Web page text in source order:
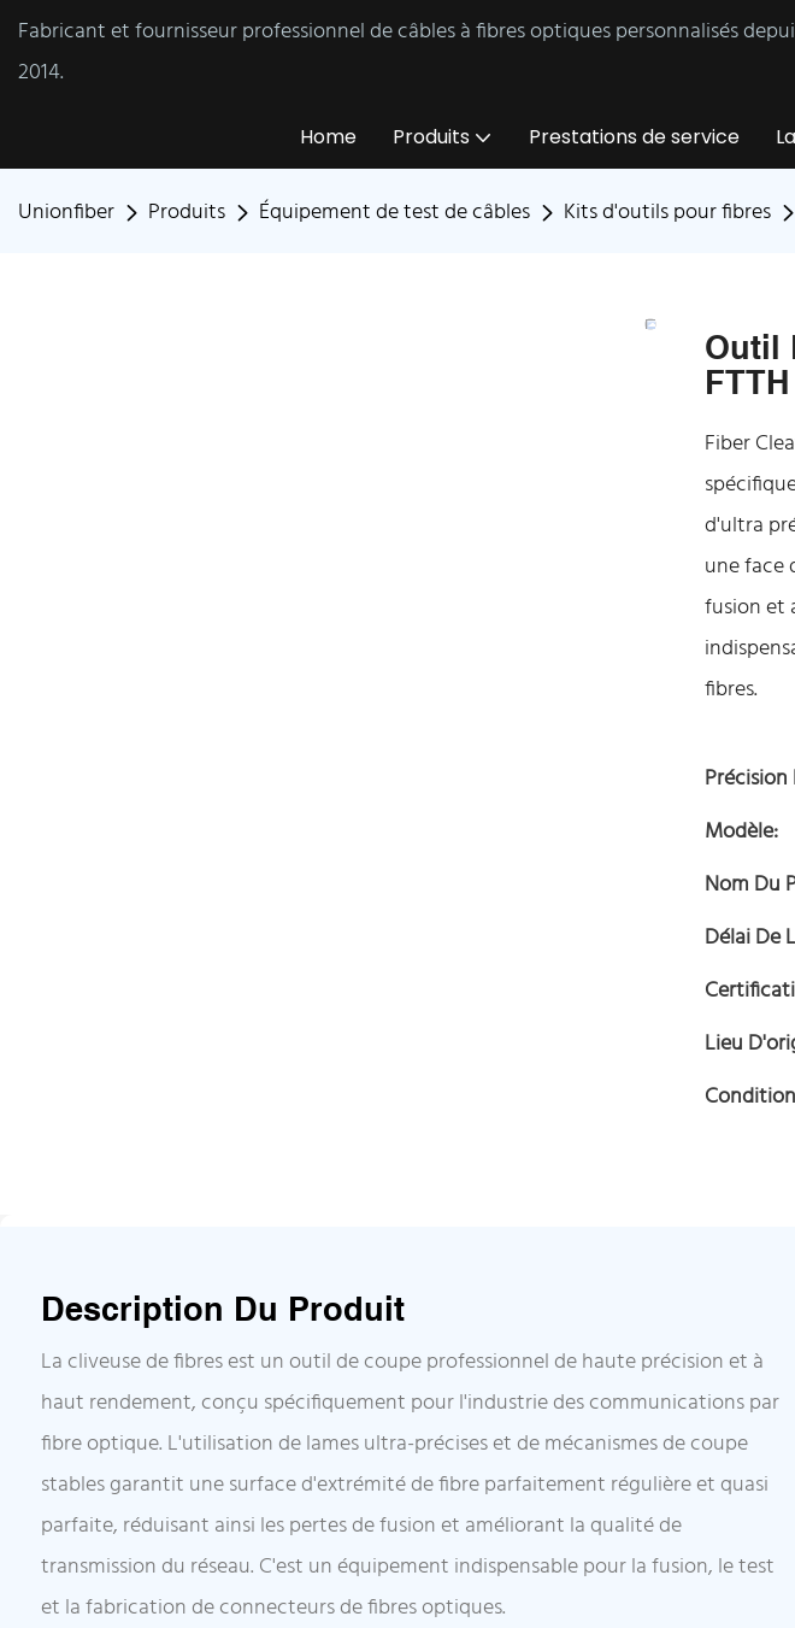
Fabricant et fournisseur professionnel de câbles à fibres optiques personnalisés
2014.
Home Produits Prestations de service
Unionfiber Produits Équipement de test de câbles Kits d'outils pour fibres
Outil
Fiber
d'ultra
une face
fusion et
fibres.
Modèle:
Nom Du
Délai De
Lieu
Description Du Produit
La cliveuse de fibres est un outil de coupe professionnel de haute précision et à
haut rendement, conçu spécifiquement pour l'industrie des communications par
fibre optique. L'utilisation de lames ultra-précises et de mécanismes de coupe
stables garantit une surface d'extrémité de fibre parfaitement régulière et quasi
parfaite, réduisant ainsi les pertes de fusion et améliorant la qualité de
transmission du réseau. C'est un équipement indispensable pour la fusion, le test
et la fabrication de connecteurs de fibres optiques.